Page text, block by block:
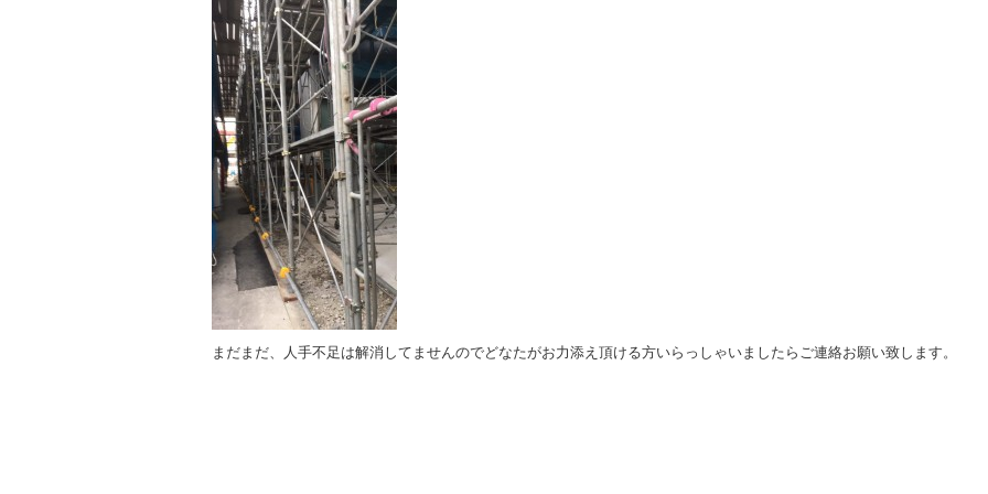
まだまだ、人手不足は解消してませんのでどなたがお力添え頂ける方いらっしゃいましたらご連絡お願い致します。